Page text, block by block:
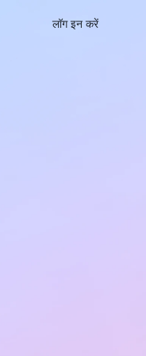
लॉग इन करें